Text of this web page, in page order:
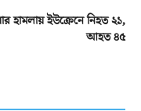
হামলায় ইউক্রেনে নিহত ২১,
আহত ৪৫